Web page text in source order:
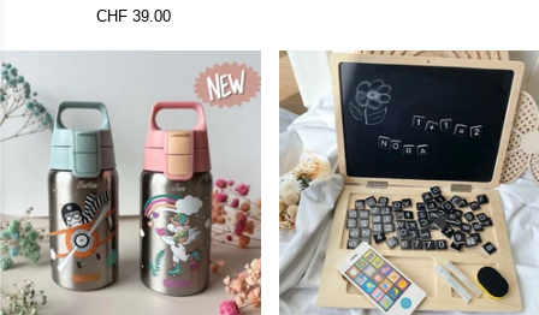
Löwen
/
Prinzessinnen
CHF 39.00